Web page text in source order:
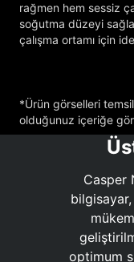
rağmen hem sessiz
soğutma düzeyi
çalışma ortamı için
*Ürün görselleri
olduğunuz içeriğe
Casper
optimum